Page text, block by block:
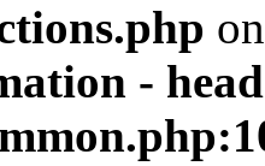
-